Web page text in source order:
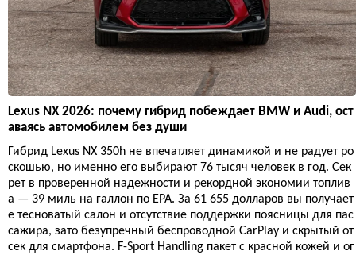
Lexus NX 2026: почему гибрид побеждает BMW и Audi, ост
аваясь автомобилем без души
Гибрид Lexus NX 350h не впечатляет динамикой и не радует ро
скошью, но именно его выбирают 76 тысяч человек в год. Сек
рет в проверенной надежности и рекордной экономии топлив
а — 39 миль на галлон по EPA. За 61 655 долларов вы получает
е тесноватый салон и отсутствие поддержки поясницы для пас
сажира, зато безупречный беспроводной CarPlay и скрытый от
сек для смартфона. F-Sport Handling пакет с красной кожей и ог